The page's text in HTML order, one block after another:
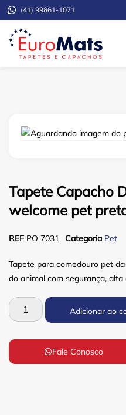
(41) 99861-1071
Tapete Capacho
welcome pet
REF PO 7031 Categoria Pet
Tapete para comedouro pet
do animal com segurança,
Adicionar ao
Fale Conosco